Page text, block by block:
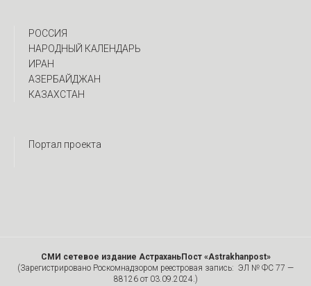
РОССИЯ
НАРОДНЫЙ КАЛЕНДАРЬ
ИРАН
АЗЕРБАЙДЖАН
КАЗАХСТАН
Портал проекта
СМИ сетевое издание АстраханьПост «Astrakhanpost»
(Зарегистрировано Роскомнадзором реестровая запись: ЭЛ № ФС 77 —
88126 от 03.09.2024.)